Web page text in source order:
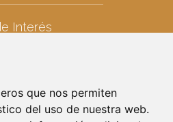
que nos permiten
del uso de nuestra web.
Interés
Escolar